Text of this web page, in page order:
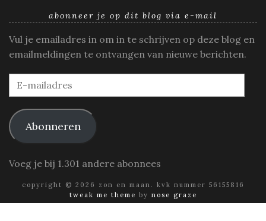
abonneer je op dit blog via e-mail
Vul je emailadres in om in te schrijven op deze blog en
emailmeldingen te ontvangen van nieuwe berichten.
E-
mailadres
Abonneren
Voeg je bij 1.301 andere abonnees
copyright © 2026 zon en maan. kvk nummer 56155816
tweak me theme by nose graze